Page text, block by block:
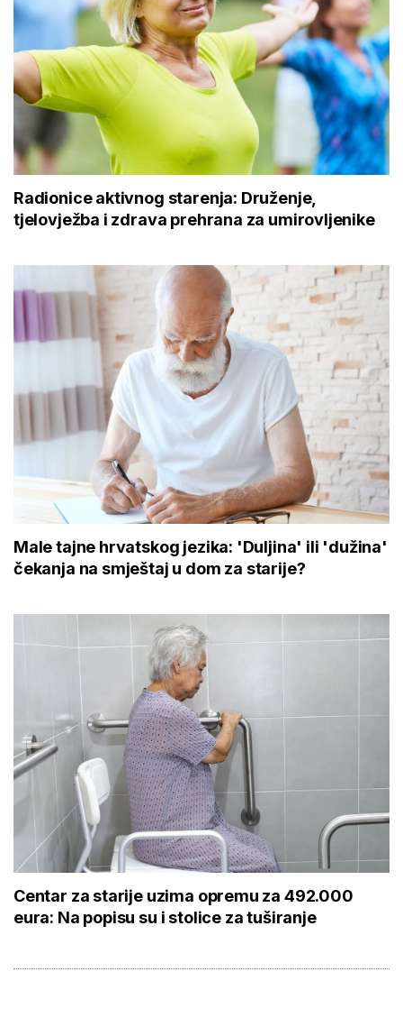
Radionice aktivnog starenja: Druženje,
tjelovježba i zdrava prehrana za umirovljenike
Male tajne hrvatskog jezika: 'Duljina' ili 'dužina'
čekanja na smještaj u dom za starije?
Centar za starije uzima opremu za 492.000
eura: Na popisu su i stolice za tuširanje